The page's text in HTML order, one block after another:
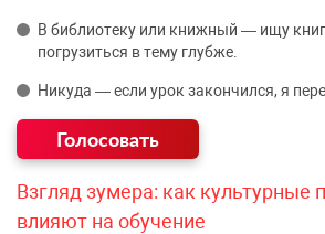
В библиотеку или книжный — ищу
погрузиться в тему глубже.
Никуда — если урок закончился, я
Взгляд зумера: как культурные
влияют на обучение